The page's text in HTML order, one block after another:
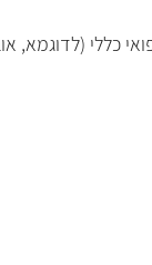
(לדוגמא,